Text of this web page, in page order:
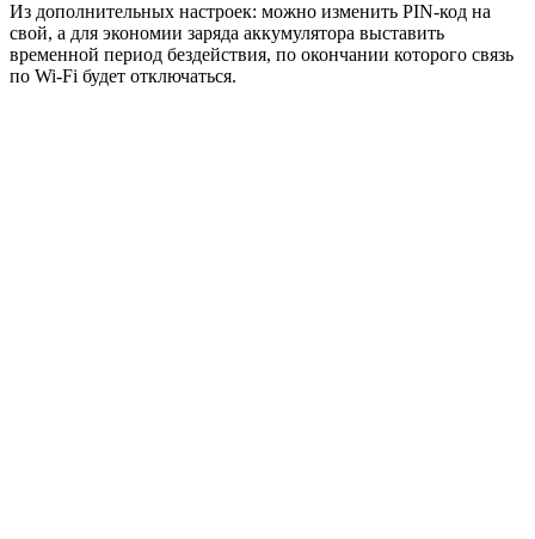
Из дополнительных настроек: можно изменить PIN-код на
свой, а для экономии заряда аккумулятора выставить
временной период бездействия, по окончании которого связь
по Wi-Fi будет отключаться.